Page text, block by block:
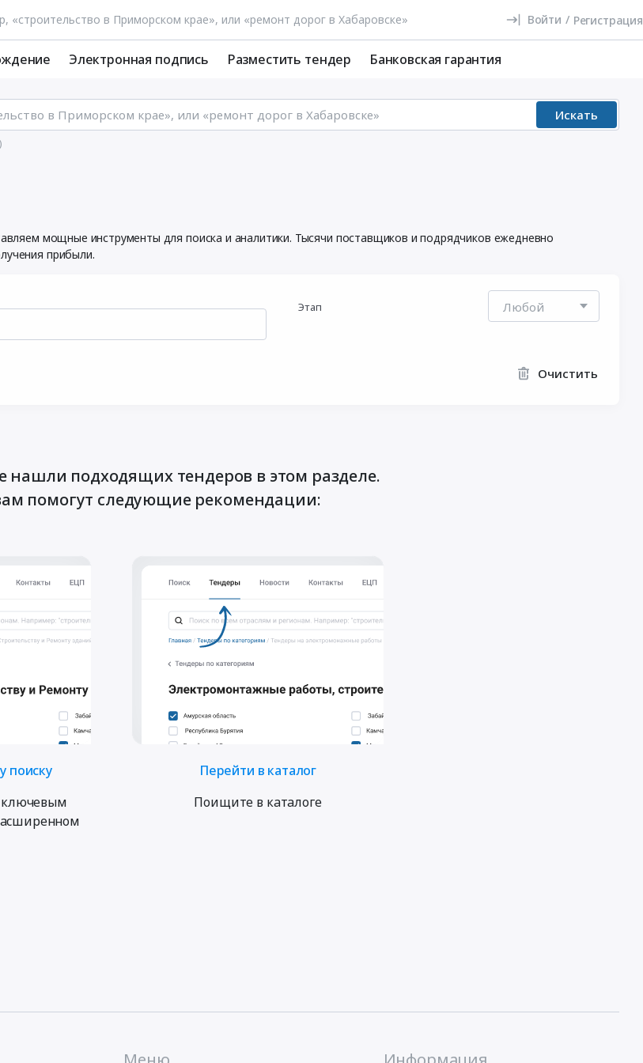
Войти / Регистрация
Электронная подпись Разместить тендер Банковская гарантия
Искать
мощные инструменты для поиска и аналитики. Тысячи поставщиков и подрядчиков ежедневно
прибыли.
Этап
Очистить
подходящих тендеров в этом разделе.
помогут следующие рекомендации:
поиску
Перейти в каталог
Поищите в каталоге